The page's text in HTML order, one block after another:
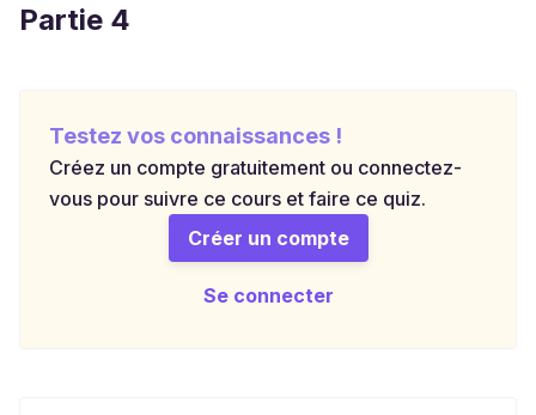
Partie 4
Testez vos connaissances !
Créez un compte gratuitement ou connectez-
vous pour suivre ce cours et faire ce quiz.
Créer un compte
Se connecter